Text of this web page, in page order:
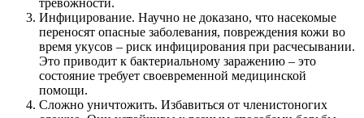
тревожности.
Инфицирование. Научно не доказано, что насекомые
переносят опасные заболевания, повреждения кожи во
время укусов – риск инфицирования при расчесывании.
Это приводит к бактериальному заражению – это
состояние требует своевременной медицинской
помощи.
Сложно уничтожить. Избавиться от членистоногих